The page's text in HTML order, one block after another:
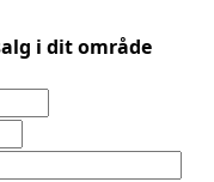
i dit område